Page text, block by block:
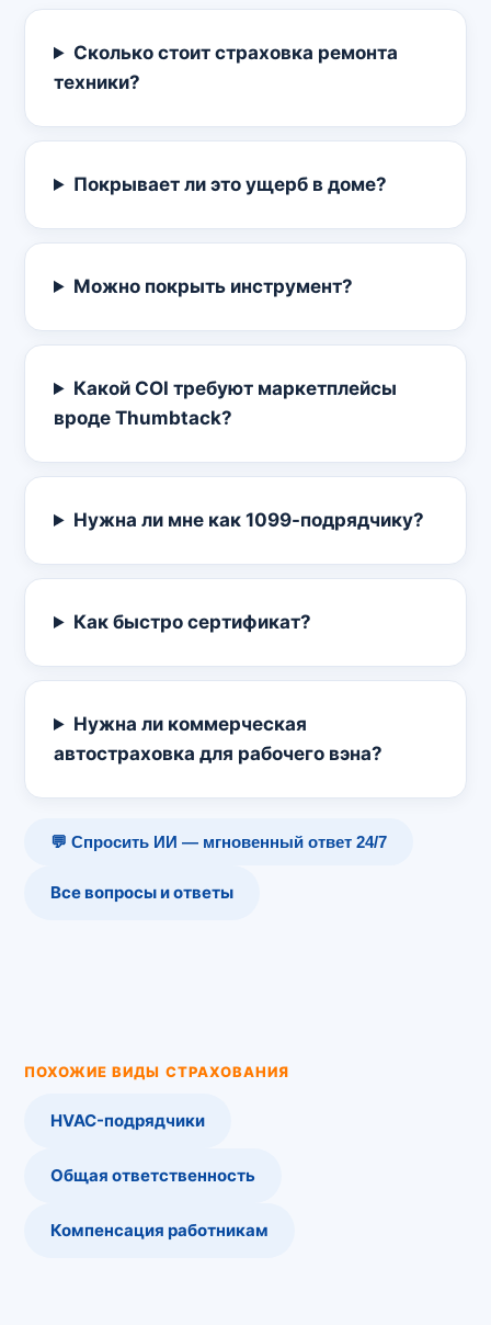
Сколько стоит страховка ремонта
техники?
Покрывает ли это ущерб в доме?
Можно покрыть инструмент?
Какой COI требуют маркетплейсы
вроде Thumbtack?
Нужна ли мне как 1099-подрядчику?
Как быстро сертификат?
Нужна ли коммерческая
автостраховка для рабочего вэна?
💬 Спросить ИИ — мгновенный ответ 24/7
Все вопросы и ответы
ПОХОЖИЕ ВИДЫ СТРАХОВАНИЯ
HVAC-подрядчики
Общая ответственность
Компенсация работникам